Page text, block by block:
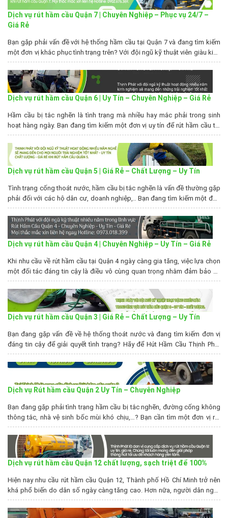
Dịch vụ rút hầm cầu Quận 7 | Chuyên Nghiệp – Phục vụ 24/7 –
Giá Rẻ
Bạn gặp phải vấn đề với hệ thống hầm cầu tại Quận 7 và đang tìm kiếm
một đơn vị khắc phục tình trạng trên? Với đội ngũ kỹ thuật viên giàu kinh
nghiệm và trang thiết bị hiện đại, Rút hầm cầu Thịnh Phát cam kết cung
cấp dịch vụ rút hầm cầu tại...
Dịch vụ rút hầm cầu Quận 6 | Uy Tín – Chuyên Nghiệp – Giá Rẻ
Hầm cầu bị tắc nghẽn là tình trạng mà nhiều hay mắc phải trong sinh
hoạt hàng ngày. Bạn đang tìm kiếm một đơn vị uy tín để rút hầm cầu tại
quận 6. Rút hầm cầu Thịnh Phát là đơn vị chuyên cung cấp dịch vụ rút
hầm cầu Quận 6 với nhiều năm...
Dịch vụ rút hầm cầu Quận 5 | Giá Rẻ – Chất Lượng – Uy Tín
Tình trạng cống thoát nước, hầm cầu bị tắc nghẽn là vấn đề thường gặp
phải đối với các hộ dân cư, doanh nghiệp,.. Bạn đang tìm kiếm một đơn
vị rút hầm cầu quận 5 uy tín? Hút Hầm Cầu Thịnh Phát chúng tôi tự hào là
đơn vị với nhiều năm kinh nghiệm sẽ...
Dịch vụ rút hầm cầu Quận 4 | Chuyên Nghiệp – Uy Tín – Giá Rẻ
Khi nhu cầu về rút hầm cầu tại Quận 4 ngày càng gia tăng, việc lựa chọn
một đối tác đáng tin cậy là điều vô cùng quan trọng nhằm đảm bảo an
toàn vệ sinh môi trường và duy trì hệ thống thoát nước hiệu quả. Hút Hầm
Cầu Thịnh Phát tự hào là...
Dịch vụ rút hầm cầu Quận 3 | Giá Rẻ – Chất Lượng – Uy Tín
Bạn đang gặp vấn đề về hệ thống thoát nước và đang tìm kiếm đơn vị
đáng tin cậy để giải quyết tình trạng? Hãy để Hút Hầm Cầu Thịnh Phát
giới thiệu về dịch vụ rút hầm cầu Quận 3 – nơi bạn có thể tin tưởng và an
tâm. Chúng tôi không chỉ...
Dịch vụ Rút hầm cầu Quận 2 Uy Tín – Chuyên Nghiệp
Bạn đang gặp phải tình trạng hầm cầu bị tắc nghẽn, đường cống không
thông tắc, nhà vệ sinh bốc mùi khó chịu,…? Bạn cần tìm một đơn vị rút
hầm cầu quận 2 uy tín, chuyên nghiệp. Hút Hầm Cầu Thịnh Phát là đơn vị
với nhiều năm kinh nghiệm trong việc vệ sinh,...
Dịch vụ rút hầm cầu Quận 12 chất lượng, sạch triệt để 100%
Hiện nay nhu cầu rút hầm cầu Quận 12, Thành phố Hồ Chí Minh trở nên
khá phổ biến do dân số ngày càng tăng cao. Hơn nữa, người dân ngày
càng quan tâm đến vấn đề bảo vệ môi trường sống. Trước thực trạng
này, dịch vụ rút hầm cầu tại Quận 12 của...